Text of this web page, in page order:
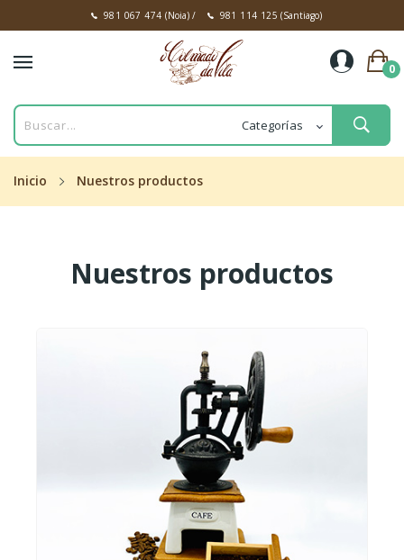
981 067 474 (Noia)/ 981 114 125 (Santiago)
0
Inicio Nuestros productos
Nuestros productos